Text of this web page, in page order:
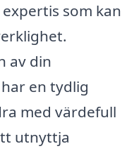
som kan
av din
en tydlig
med värdefull
utnyttja